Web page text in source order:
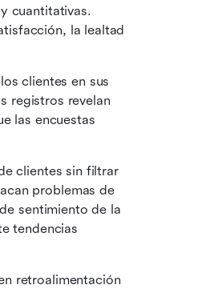
cuantitativas.
la lealtad
clientes en sus
registros revelan
las encuestas
clientes sin filtrar
problemas de
sentimiento de la
tendencias
retroalimentación